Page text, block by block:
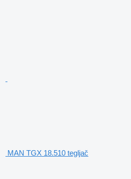
MAN TGX 18.510 tegljač